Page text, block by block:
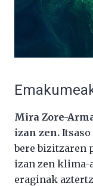
Mira Zore-
izan zen.
bere bizitzaren
izan zen klima-
eraginak